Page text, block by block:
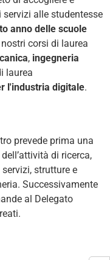
alle studentesse
anno delle scuole
corsi di laurea
, ingegneria
laurea
l'industria digitale.
prevede prima una
di ricerca,
strutture e
Successivamente
al Delegato